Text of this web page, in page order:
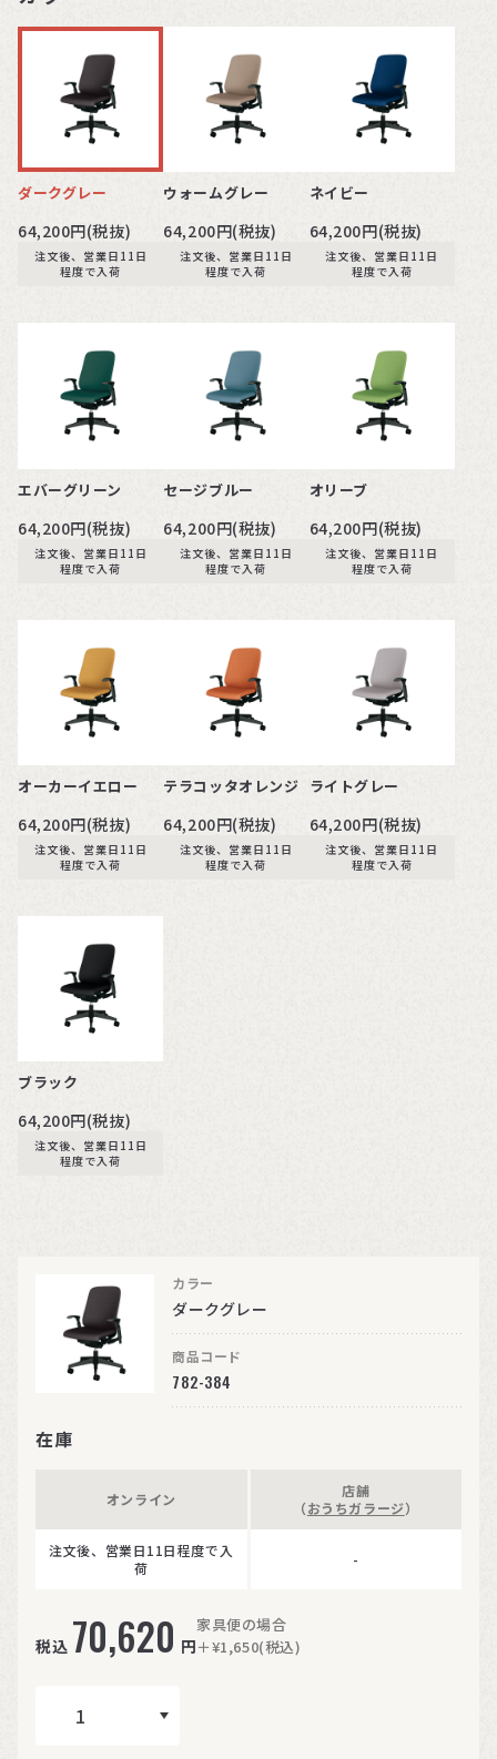
ダークグレー
64,200円(税抜)
注文後、営業日11日
程度で入荷
ウォームグレー
64,200円(税抜)
注文後、営業日11日
程度で入荷
ネイビー
64,200円(税抜)
注文後、営業日11日
程度で入荷
エバーグリーン
64,200円(税抜)
注文後、営業日11日
程度で入荷
セージブルー
64,200円(税抜)
注文後、営業日11日
程度で入荷
オリーブ
64,200円(税抜)
注文後、営業日11日
程度で入荷
オーカーイエロー
64,200円(税抜)
注文後、営業日11日
程度で入荷
テラコッタオレンジ
64,200円(税抜)
注文後、営業日11日
程度で入荷
ライトグレー
64,200円(税抜)
注文後、営業日11日
程度で入荷
ブラック
64,200円(税抜)
注文後、営業日11日
程度で入荷
カラー
ダークグレー
商品コード
782-384
在庫
オンライン
注文後、営業日11日程度で入
荷
店舗
（おうちガラージ）
-
税込 70,620 円
家具便の場合
＋¥1,650(税込)